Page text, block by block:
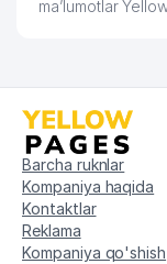
ma’lumotlar
Barcha ruknlar
Kompaniya haqida
Kontaktlar
Reklama
Kompaniya qo'shish